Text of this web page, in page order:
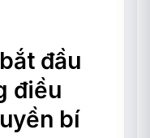
đầu
điều
bí